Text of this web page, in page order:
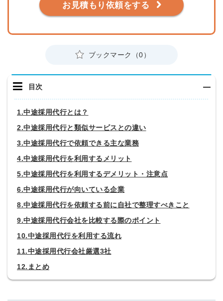
お見積もり依頼をする
ブックマーク（0）
目次
1.中途採用代行とは？
2.中途採用代行と類似サービスとの違い
3.中途採用代行で依頼できる主な業務
4.中途採用代行を利用するメリット
5.中途採用代行を利用するデメリット・注意点
6.中途採用代行が向いている企業
8.中途採用代行を依頼する前に自社で整理すべきこと
9.中途採用代行会社を比較する際のポイント
10.中途採用代行を利用する流れ
11.中途採用代行会社厳選3社
12.まとめ